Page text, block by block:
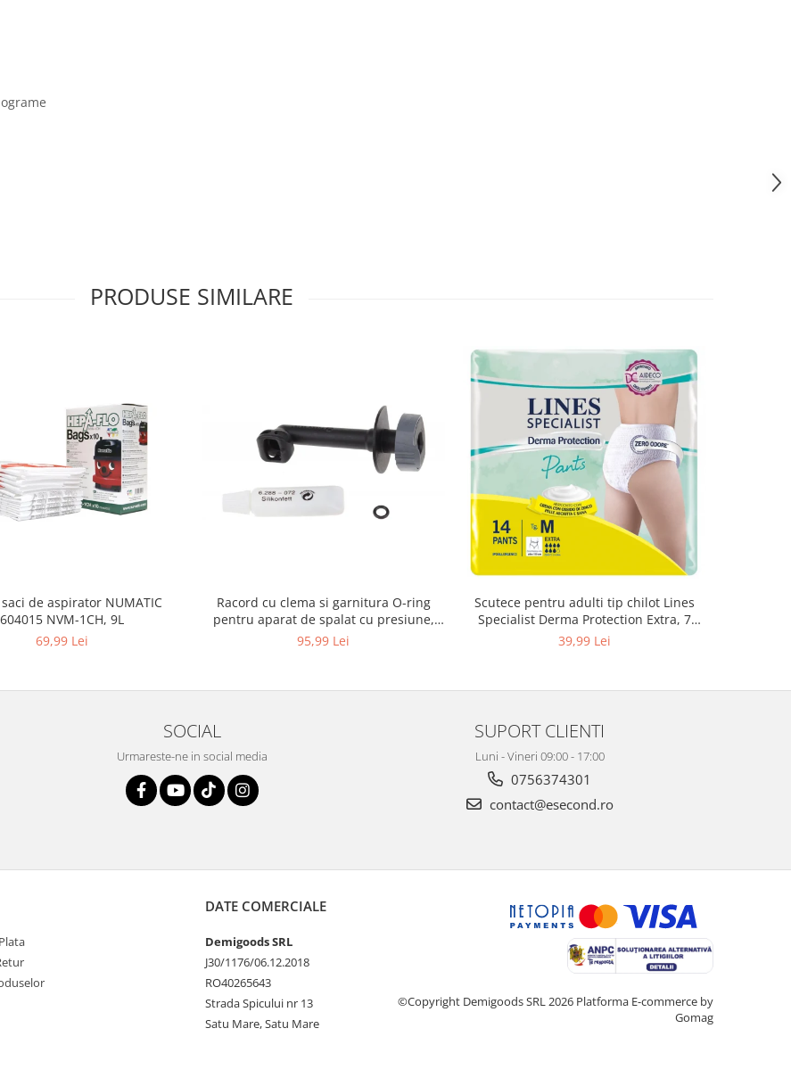
PRODUSE SIMILARE
de aspirator NUMATIC
604015 NVM-1CH, 9L
69,99 Lei
Racord cu clema si garnitura O-ring
pentru aparat de spalat cu presiune,
KARCHER 4.064-047.0, K2, K3, K4
95,99 Lei
Scutece pentru adulti tip chilot Lines
Specialist Derma Protection Extra, 7
picaturi, marimea M, 14 bucati
39,99 Lei
SOCIAL
Urmareste-ne in social media
SUPORT CLIENTI
Luni - Vineri 09:00 - 17:00
0756374301
contact@esecond.ro
DATE COMERCIALE
Demigoods SRL
J30/1176/06.12.2018
RO40265643
Strada Spicului nr 13
Satu Mare, Satu Mare
©Copyright Demigoods SRL 2026 Platforma E-commerce by
Gomag